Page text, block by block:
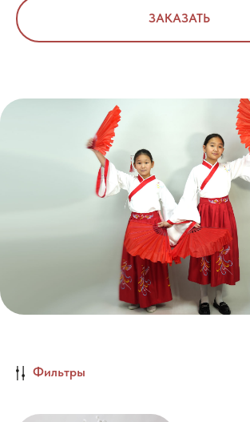
ЗАКАЗАТЬ
Фильтры